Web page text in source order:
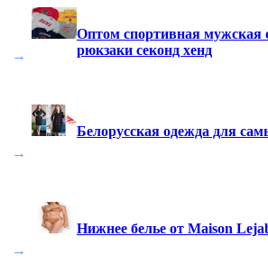
→
Оптом спортивная мужская
рюкзаки секонд хенд
→
Белорусская одежда для
→
Нижнее белье от Maison